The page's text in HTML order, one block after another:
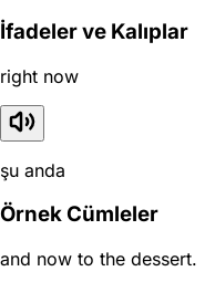
İfadeler ve Kalıplar
right now
şu anda
Örnek Cümleler
and now to the dessert.